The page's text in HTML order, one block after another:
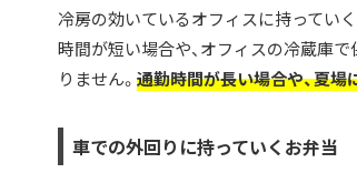
冷房の効いているオフィスに持ってい
時間が短い場合や、オフィスの冷蔵庫
りません。 通勤時間が長い場合や、夏
車での外回りに持っていくお弁当